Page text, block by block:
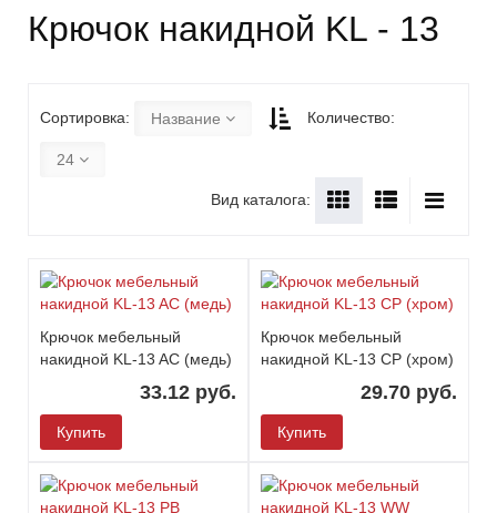
Крючок накидной KL - 13
Сортировка: Название Количество:
24
Вид каталога:
Крючок мебельный
накидной KL-13 AC (медь)
33.12 руб.
Купить
Крючок мебельный
накидной KL-13 CP (хром)
29.70 руб.
Купить